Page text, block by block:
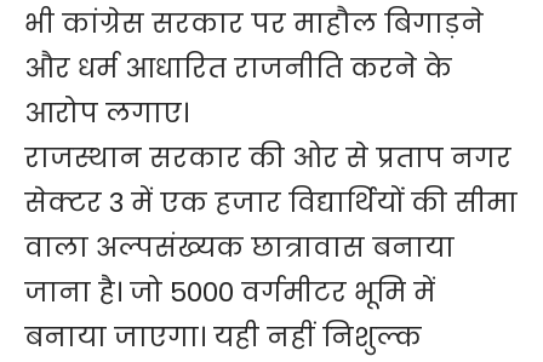
भी कांग्रेस सरकार पर माहौल बिगाड़ने
और धर्म आधारित राजनीति करने के
आरोप लगाए।
राजस्थान सरकार की ओर से प्रताप नगर
सेक्टर 3 में एक हजार विद्यार्थियों की सीमा
वाला अल्पसंख्यक छात्रावास बनाया
जाना है। जो 5000 वर्गमीटर भूमि में
बनाया जाएगा। यही नहीं निशुल्क